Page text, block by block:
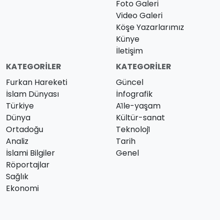
Foto Galeri
Video Galeri
Köşe Yazarlarımız
Künye
İletişim
KATEGORILER
Furkan Hareketi
İslam Dünyası
Türkiye
Dünya
Ortadoğu
Analiz
İslami Bilgiler
Röportajlar
Sağlık
Ekonomi
KATEGORILER
Güncel
İnfografik
Ai̇le-yaşam
Kültür-sanat
Teknoloji̇
Tarih
Genel